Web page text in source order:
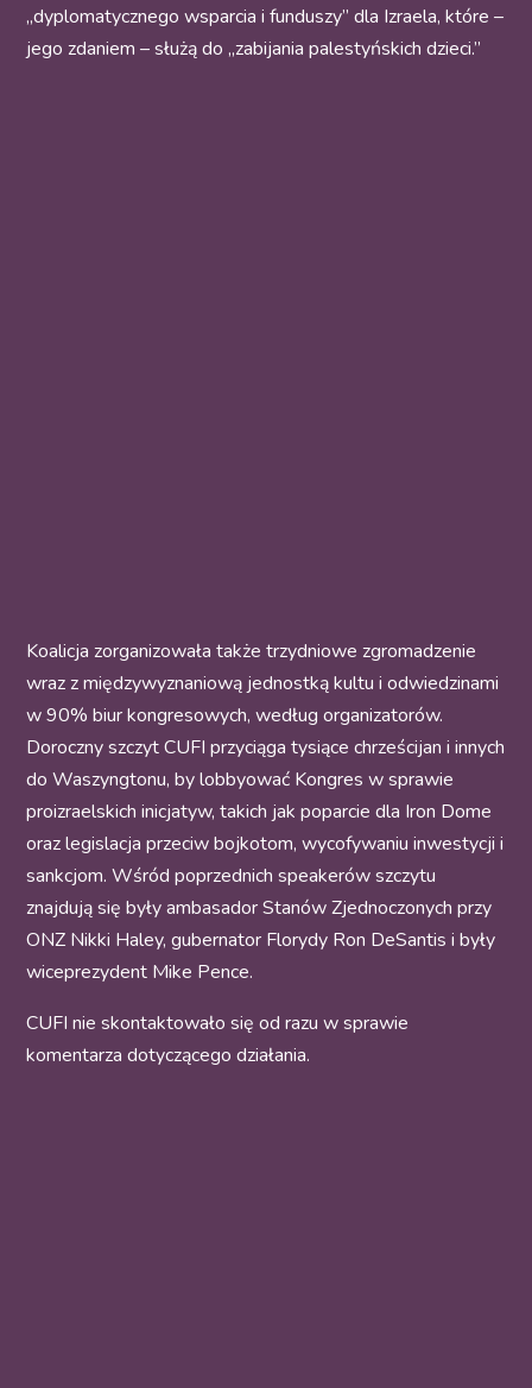
„dyplomatycznego wsparcia i funduszy” dla Izraela, które –
jego zdaniem – służą do „zabijania palestyńskich dzieci.”
Koalicja zorganizowała także trzydniowe zgromadzenie
wraz z międzywyznaniową jednostką kultu i odwiedzinami
w 90% biur kongresowych, według organizatorów.
Doroczny szczyt CUFI przyciąga tysiące chrześcijan i innych
do Waszyngtonu, by lobbyować Kongres w sprawie
proizraelskich inicjatyw, takich jak poparcie dla Iron Dome
oraz legislacja przeciw bojkotom, wycofywaniu inwestycji i
sankcjom. Wśród poprzednich speakerów szczytu
znajdują się były ambasador Stanów Zjednoczonych przy
ONZ Nikki Haley, gubernator Florydy Ron DeSantis i były
wiceprezydent Mike Pence.
CUFI nie skontaktowało się od razu w sprawie
komentarza dotyczącego działania.